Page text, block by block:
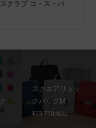
クラブ コ・ス・パ
スクエアリュッ
クバッグM
¥23,760(税込)